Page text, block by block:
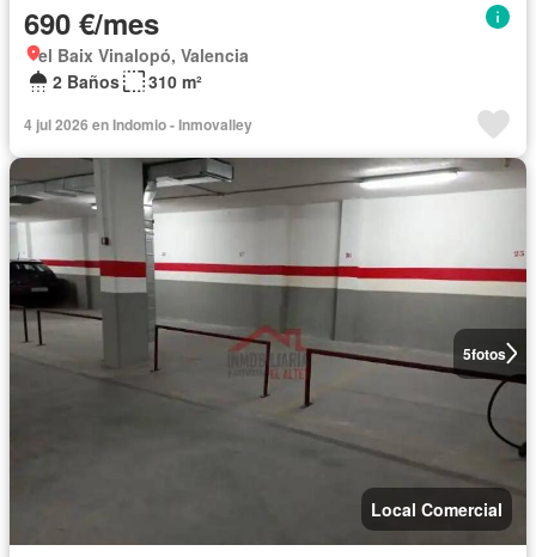
690 €/mes
el Baix Vinalopó, Valencia
2 Baños
310 m²
4 jul 2026 en Indomio - Inmovalley
5fotos
Local Comercial